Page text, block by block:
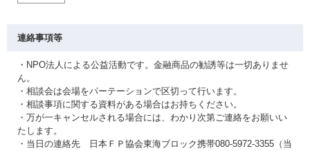
連絡事項等
・NPO法人による公益活動です。金融商品の勧誘等は一切ありませ
ん。
・相談会は会場をパーテーションで区切って行います。
・相談事項に関する資料がある場合はお持ちください。
・万が一キャンセルされる場合には、わかり次第ご連絡をお願いい
たします。
・当日の連絡先 日本ＦＰ協会東海ブロック携帯080-5972-3355（当